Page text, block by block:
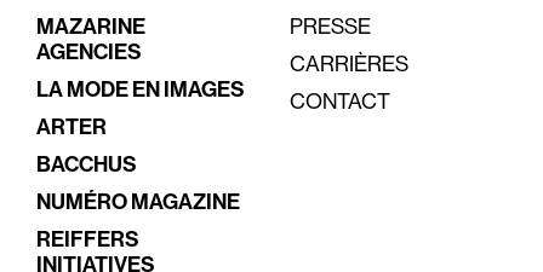
MAZARINE
AGENCIES
LA MODE EN IMAGES
ARTER
BACCHUS
NUMÉRO MAGAZINE
REIFFERS
INITIATIVES
PRESSE
CARRIÈRES
CONTACT